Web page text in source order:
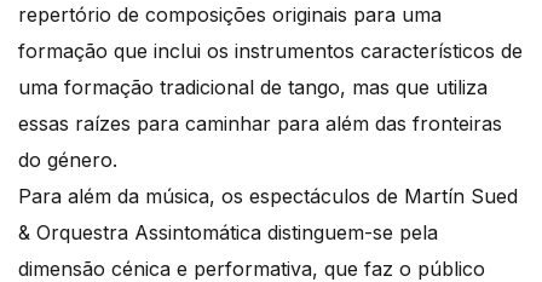
repertório de composições originais para uma
formação que inclui os instrumentos característicos de
uma formação tradicional de tango, mas que utiliza
essas raízes para caminhar para além das fronteiras
do género.
Para além da música, os espectáculos de Martín Sued
& Orquestra Assintomática distinguem-se pela
dimensão cénica e performativa, que faz o público